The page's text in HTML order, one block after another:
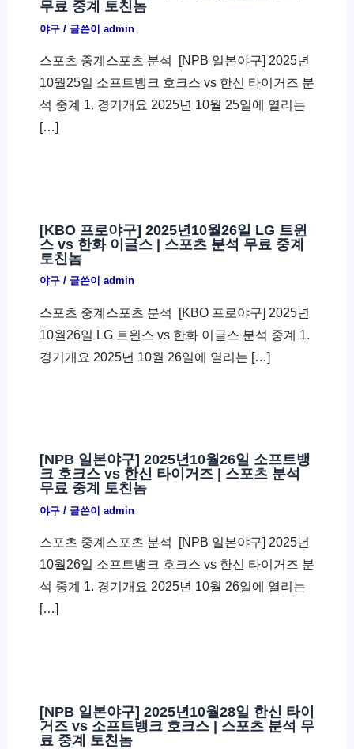
무료 중계 토친놈
야구/ 글쓴이 admin
스포츠 중계스포츠 분석 ​ [NPB 일본야구] 2025년
10월25일 소프트뱅크 호크스 vs 한신 타이거즈 분
석 중계 1. 경기개요 2025년 10월 25일에 열리는
[…]
[KBO 프로야구] 2025년10월26일 LG 트윈
스 vs 한화 이글스 | 스포츠 분석 무료 중계
토친놈
야구/ 글쓴이 admin
스포츠 중계스포츠 분석 ​ [KBO 프로야구] 2025년
10월26일 LG 트윈스 vs 한화 이글스 분석 중계 1.
경기개요 2025년 10월 26일에 열리는 […]
[NPB 일본야구] 2025년10월26일 소프트뱅
크 호크스 vs 한신 타이거즈 | 스포츠 분석
무료 중계 토친놈
야구/ 글쓴이 admin
스포츠 중계스포츠 분석 ​ [NPB 일본야구] 2025년
10월26일 소프트뱅크 호크스 vs 한신 타이거즈 분
석 중계 1. 경기개요 2025년 10월 26일에 열리는
[…]
[NPB 일본야구] 2025년10월28일 한신 타이
거즈 vs 소프트뱅크 호크스 | 스포츠 분석 무
료 중계 토친놈